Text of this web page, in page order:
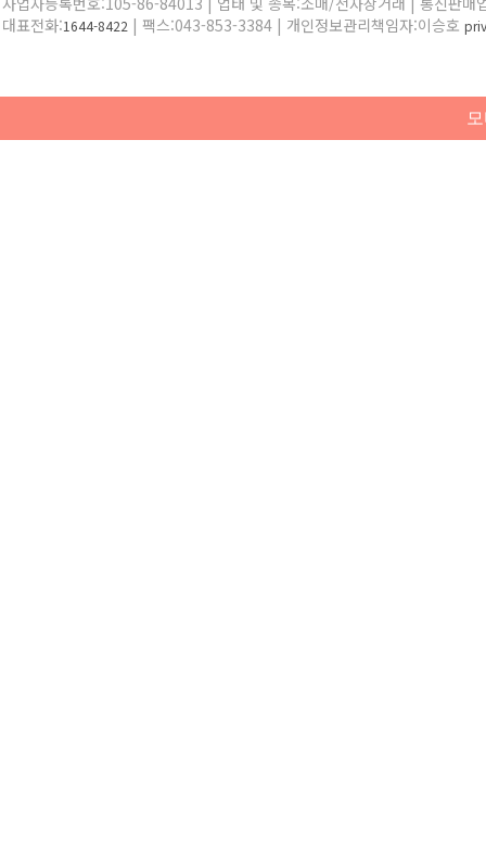
대표전화:1644-8422 | 팩스:043-853-3384 | 개인정보관리책임자:이승호